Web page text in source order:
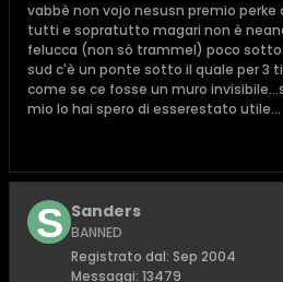
vabbè non vojo nesusn premio perke
tutti e sopratutto magari non è
felucca (non sò trammel) poco sotto
sud c'è un ponte sotto il quale per 3
come se ce fosse un muro
mio lo hai spero di esserestato utile...
Sanders
BANNED
Registrato dal: Sep 2004
Messaggi: 13479